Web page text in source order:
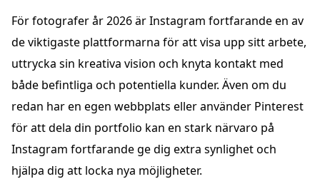
För fotografer år 2026 är Instagram fortfarande en av
de viktigaste plattformarna för att visa upp sitt arbete,
uttrycka sin kreativa vision och knyta kontakt med
både befintliga och potentiella kunder. Även om du
redan har en egen webbplats eller använder Pinterest
för att dela din portfolio kan en stark närvaro på
Instagram fortfarande ge dig extra synlighet och
hjälpa dig att locka nya möjligheter.